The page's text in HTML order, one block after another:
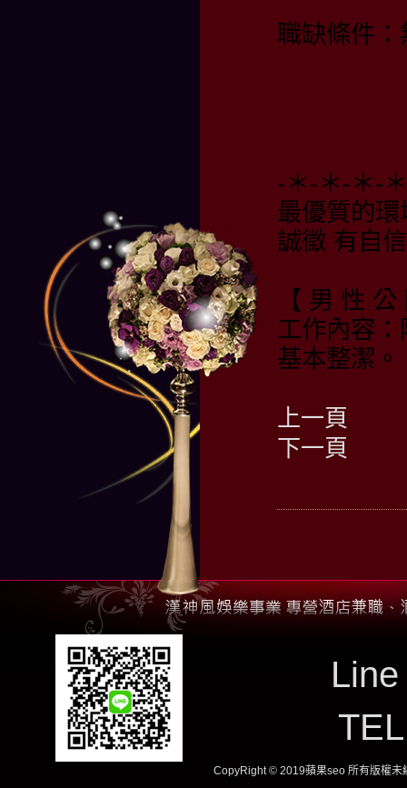
職缺條件
-＊-＊-＊-
最優質的
誠徵 有自
【 男 性
工作內容
基本整潔。
上一頁
下一頁
CopyRight © 2019蘋果seo 所有版權未